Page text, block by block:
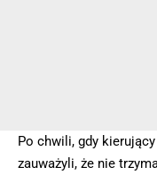
Po chwili, gdy
zauważyli, że nie